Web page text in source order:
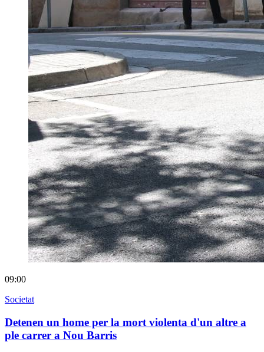
09:00
Societat
Detenen un home per la mort violenta d'un altre a
ple carrer a Nou Barris